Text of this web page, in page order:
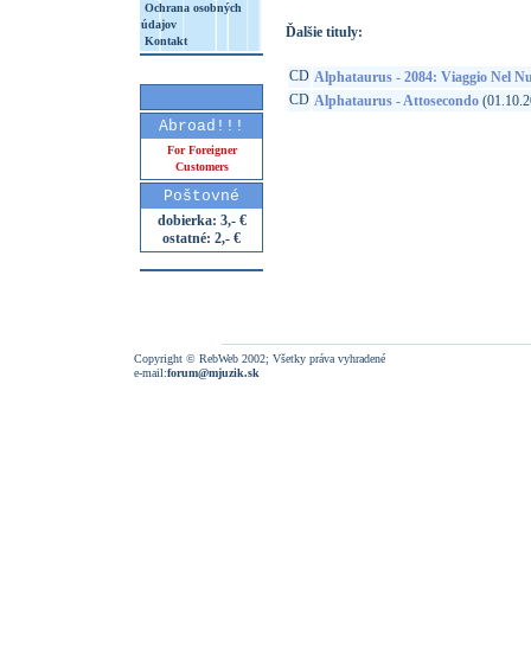
Ochrana osobných
údajov
Kontakt
Abroad!!!
For Foreigner
Customers
Poštovné
dobierka: 3,- €
ostatné: 2,- €
Ďalšie tituly:
CD Alphataurus - 2084: Viaggio Nel
CD Alphataurus - Attosecondo
Copyright © RebWeb 2002; Všetky práva vyhradené
e-mail:forum@mjuzik.sk